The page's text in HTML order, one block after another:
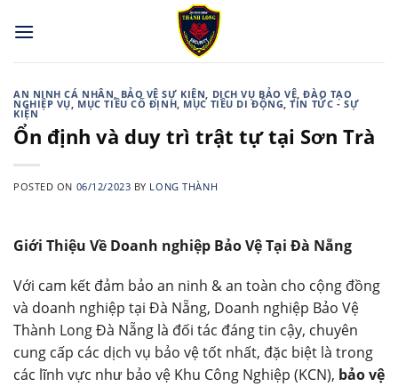
AN NINH CÁ NHÂN, BẢO VỆ SỰ KIỆN, DỊCH VỤ BẢO VỆ,ĐÀO TẠO
NGHIỆP VỤ, MỤC TIÊU CỐ ĐỊNH, MỤC TIÊU DI ĐỘNG,TIN TỨC - SỰ
KIỆN
Ổn định và duy trì trật tự tại Sơn Trà
POSTED ON 06/12/2023 BY LONG THÀNH
Giới Thiệu Về Doanh nghiệp Bảo Vệ Tại Đà Nẵng
Với cam kết đảm bảo an ninh & an toàn cho cộng đồng
và doanh nghiệp tại Đà Nẵng, Doanh nghiệp Bảo Vệ
Thành Long Đà Nẵng là đối tác đáng tin cậy, chuyên
cung cấp các dịch vụ bảo vệ tốt nhất, đặc biệt là trong
các lĩnh vực như bảo vệ Khu Công Nghiệp (KCN), bảo vệ